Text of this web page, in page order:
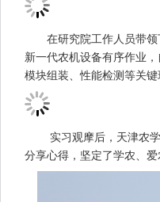
在研究院工作人员带领下
新一代农机设备有序作业
模块组装、性能检测等关
实习观摩后，天津农学院
分享心得，坚定了学农、爱